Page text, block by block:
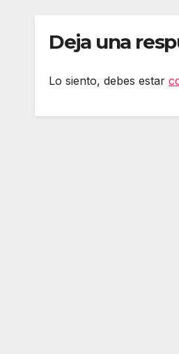
Deja una
Lo siento, debes estar